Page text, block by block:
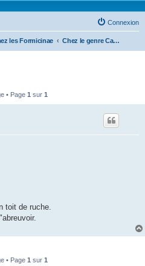
Connexion
les Formicinae Chez le genre Camponotus
• Page 1 sur 1
toit de ruche.
• Page 1 sur 1